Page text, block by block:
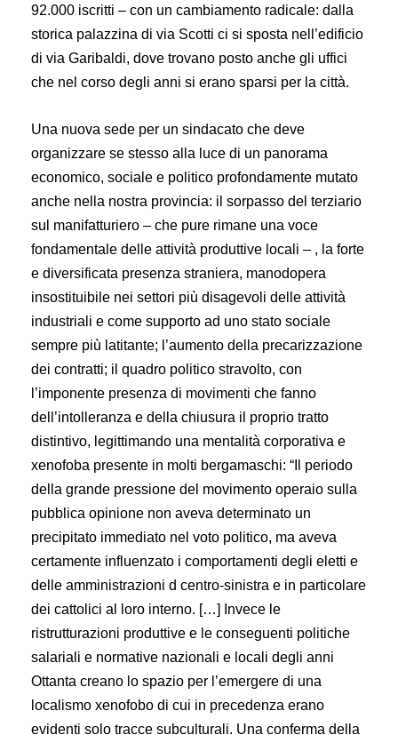
92.000 iscritti – con un cambiamento radicale: dalla
storica palazzina di via Scotti ci si sposta nell’edificio
di via Garibaldi, dove trovano posto anche gli uffici
che nel corso degli anni si erano sparsi per la città.
Una nuova sede per un sindacato che deve
organizzare se stesso alla luce di un panorama
economico, sociale e politico profondamente mutato
anche nella nostra provincia: il sorpasso del terziario
sul manifatturiero – che pure rimane una voce
fondamentale delle attività produttive locali – , la forte
e diversificata presenza straniera, manodopera
insostituibile nei settori più disagevoli delle attività
industriali e come supporto ad uno stato sociale
sempre più latitante; l’aumento della precarizzazione
dei contratti; il quadro politico stravolto, con
l’imponente presenza di movimenti che fanno
dell’intolleranza e della chiusura il proprio tratto
distintivo, legittimando una mentalità corporativa e
xenofoba presente in molti bergamaschi: “Il periodo
della grande pressione del movimento operaio sulla
pubblica opinione non aveva determinato un
precipitato immediato nel voto politico, ma aveva
certamente influenzato i comportamenti degli eletti e
delle amministrazioni d centro-sinistra e in particolare
dei cattolici al loro interno. […] Invece le
ristrutturazioni produttive e le conseguenti politiche
salariali e normative nazionali e locali degli anni
Ottanta creano lo spazio per l’emergere di una
localismo xenofobo di cui in precedenza erano
evidenti solo tracce subculturali. Una conferma della